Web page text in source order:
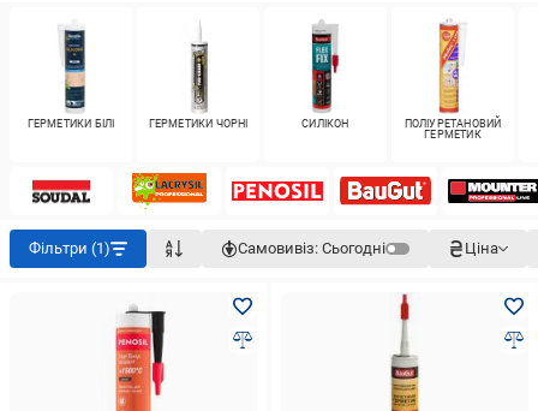
ГЕРМЕТИКИ БІЛІ ГЕРМЕТИКИ ЧОРНІ СИЛІКОН
ПОЛІУРЕТАНОВИЙ
ГЕРМЕТИК
Фільтри (1) Самовивіз: Сьогодні Ціна